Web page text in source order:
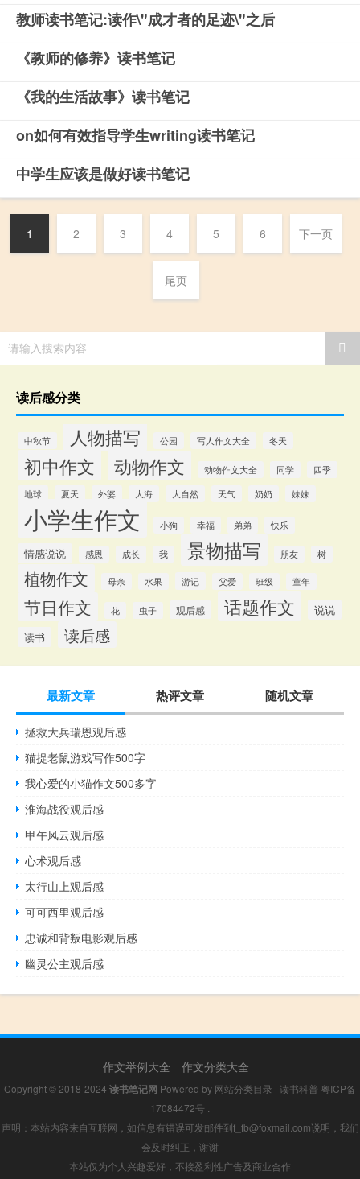
教师读书笔记:读作\"成才者的足迹\"之后
《教师的修养》读书笔记
《我的生活故事》读书笔记
on如何有效指导学生writing读书笔记
中学生应该是做好读书笔记
1 2 3 4 5 6 下一页
尾页
请输入搜索内容
读后感分类
中秋节 人物描写 公园 写人作文大全 冬天
初中作文 动物作文 动物作文大全 同学
四季
地球
夏天 外婆 大海 大自然 天气 奶奶 妹妹
小学生作文 小狗 幸福 弟弟 快乐
情感说说 感恩 成长 我 景物描写 朋友 树
植物作文 母亲 水果 游记 父爱 班级 童年
节日作文 花 虫子 观后感 话题作文
说说
读书
读后感
最新文章 热评文章 随机文章
拯救大兵瑞恩观后感
猫捉老鼠游戏写作500字
我心爱的小猫作文500多字
淮海战役观后感
甲午风云观后感
心术观后感
太行山上观后感
可可西里观后感
忠诚和背叛电影观后感
幽灵公主观后感
作文举例大全 作文分类大全
Copyright © 2018-2024 读书笔记网 Powered by 网站分类目录 | 读书科普 粤ICP备
17084472号
声明：本站内容来自互联网，如信息有错误可发邮件到f_fb@foxmail.com说明，我们
会及时纠正，谢谢
本站仅为个人兴趣爱好，不接盈利性广告及商业合作